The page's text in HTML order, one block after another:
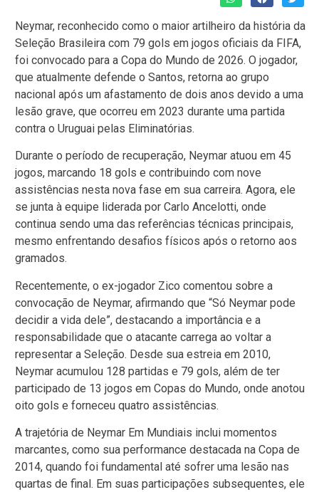
Neymar, reconhecido como o maior artilheiro da história da
Seleção Brasileira com 79 gols em jogos oficiais da FIFA,
foi convocado para a Copa do Mundo de 2026. O jogador,
que atualmente defende o Santos, retorna ao grupo
nacional após um afastamento de dois anos devido a uma
lesão grave, que ocorreu em 2023 durante uma partida
contra o Uruguai pelas Eliminatórias.
Durante o período de recuperação, Neymar atuou em 45
jogos, marcando 18 gols e contribuindo com nove
assistências nesta nova fase em sua carreira. Agora, ele
se junta à equipe liderada por Carlo Ancelotti, onde
continua sendo uma das referências técnicas principais,
mesmo enfrentando desafios físicos após o retorno aos
gramados.
Recentemente, o ex-jogador Zico comentou sobre a
convocação de Neymar, afirmando que “Só Neymar pode
decidir a vida dele”, destacando a importância e a
responsabilidade que o atacante carrega ao voltar a
representar a Seleção. Desde sua estreia em 2010,
Neymar acumulou 128 partidas e 79 gols, além de ter
participado de 13 jogos em Copas do Mundo, onde anotou
oito gols e forneceu quatro assistências.
A trajetória de Neymar Em Mundiais inclui momentos
marcantes, como sua performance destacada na Copa de
2014, quando foi fundamental até sofrer uma lesão nas
quartas de final. Em suas participações subsequentes, ele